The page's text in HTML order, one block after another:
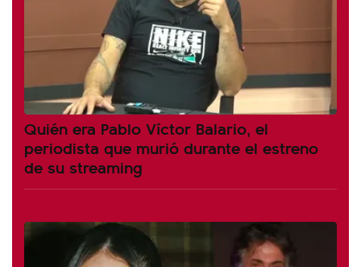
Quién era Pablo Víctor Balario, el
periodista que murió durante el estreno
de su streaming